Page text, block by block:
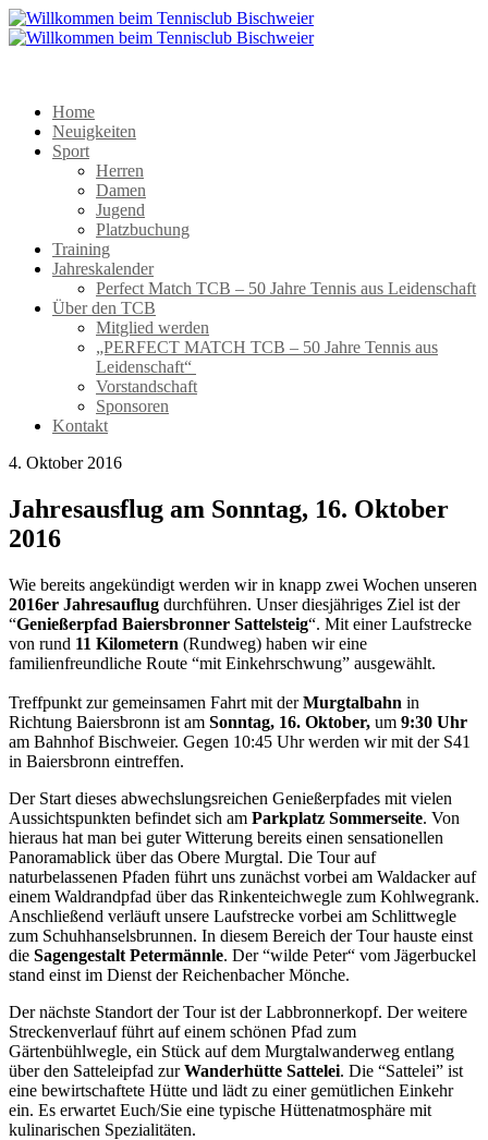
Home
Neuigkeiten
Sport
Herren
Damen
Jugend
Platzbuchung
Training
Jahreskalender
Perfect Match TCB – 50 Jahre Tennis aus Leidenschaft
Über den TCB
Mitglied werden
„PERFECT MATCH TCB – 50 Jahre Tennis aus
Leidenschaft“
Vorstandschaft
Sponsoren
Kontakt
4. Oktober 2016
Jahresausflug am Sonntag, 16. Oktober
2016
Wie bereits angekündigt werden wir in knapp zwei Wochen unseren
2016er Jahresauflug durchführen. Unser diesjähriges Ziel ist der
“Genießerpfad Baiersbronner Sattelsteig“. Mit einer Laufstrecke
von rund 11 Kilometern (Rundweg) haben wir eine
familienfreundliche Route “mit Einkehrschwung” ausgewählt.
Treffpunkt zur gemeinsamen Fahrt mit derMurgtalbahn in
Richtung Baiersbronn ist am Sonntag, 16. Oktober, um 9:30 Uhr
am Bahnhof Bischweier. Gegen 10:45 Uhr werden wir mit der S41
in Baiersbronn eintreffen.
Der Start dieses abwechslungsreichen Genießerpfades mit vielen
Aussichtspunkten befindet sich am Parkplatz Sommerseite. Von
hieraus hat man bei guter Witterung bereits einen sensationellen
Panoramablick über das Obere Murgtal. Die Tour auf
naturbelassenen Pfaden führt uns zunächst vorbei am Waldacker auf
einem Waldrandpfad über das Rinkenteichwegle zum Kohlwegrank.
Anschließend verläuft unsere Laufstrecke vorbei am Schlittwegle
zum Schuhhanselsbrunnen. In diesem Bereich der Tour hauste einst
die Sagengestalt Petermännle. Der “wilde Peter“ vom Jägerbuckel
stand einst im Dienst der Reichenbacher Mönche.
Der nächste Standort der Tour ist der Labbronnerkopf. Der weitere
Streckenverlauf führt auf einem schönen Pfad zum
Gärtenbühlwegle, ein Stück auf dem Murgtalwanderweg entlang
über den Satteleipfad zurWanderhütte Sattelei. Die “Sattelei” ist
eine bewirtschaftete Hütte und lädt zu einer gemütlichen Einkehr
ein. Es erwartet Euch/Sie eine typische Hüttenatmosphäre mit
kulinarischen Spezialitäten.